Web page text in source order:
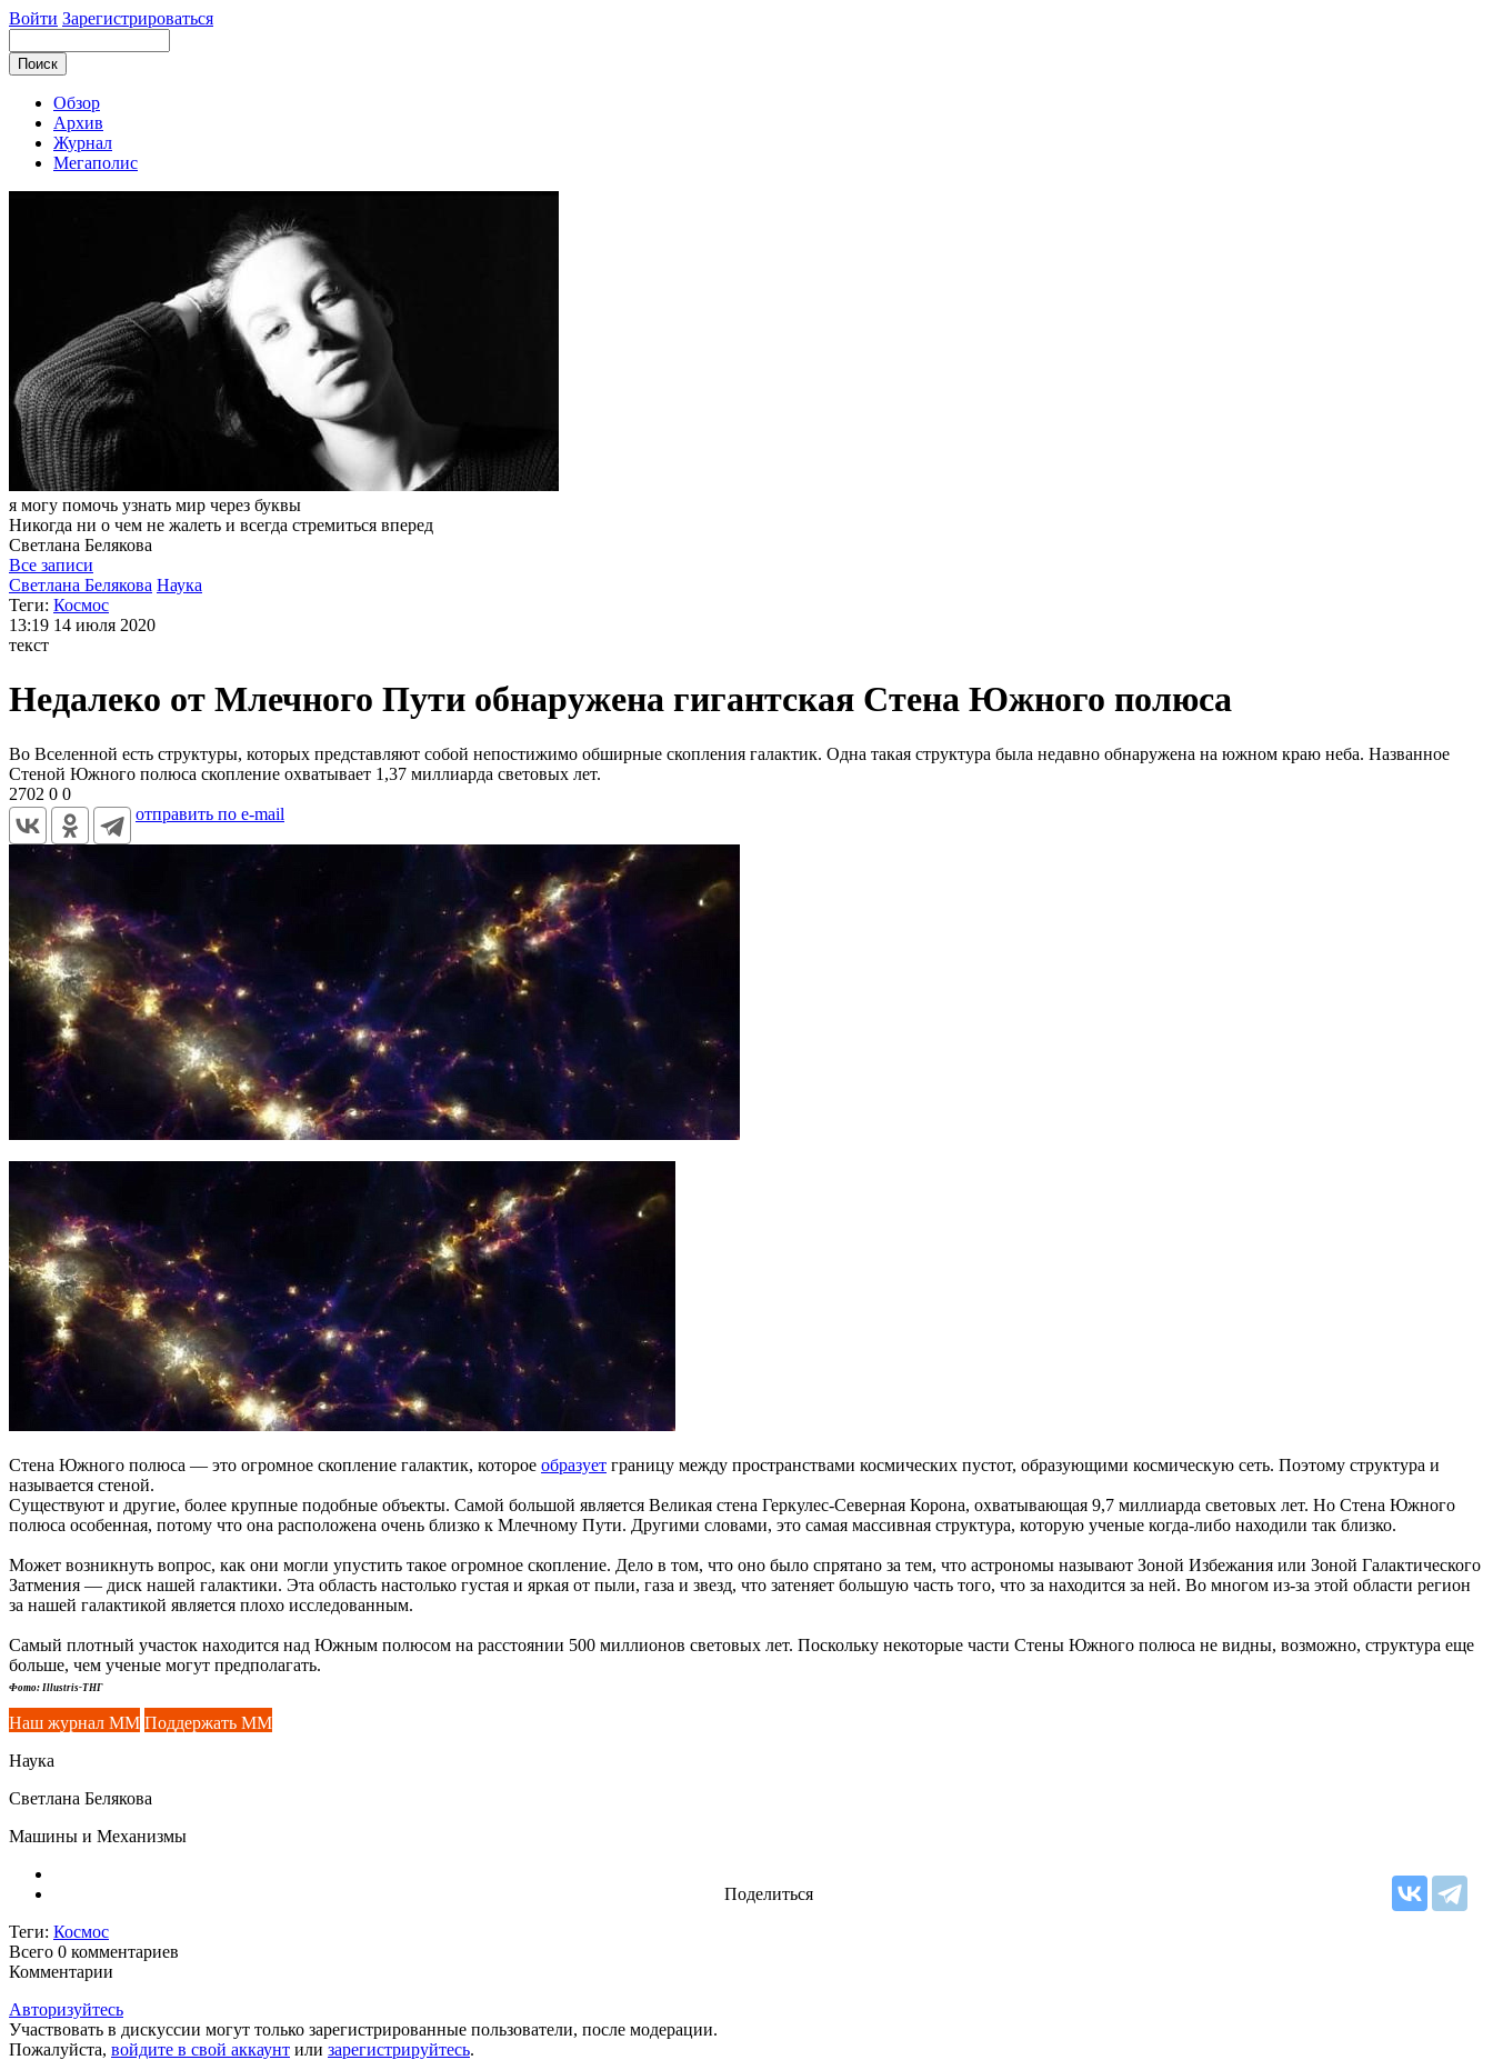
Войти Зарегистрироваться
Обзор
Архив
Журнал
Мегаполис
я могу помочь узнать мир через буквы
Никогда ни о чем не жалеть и всегда стремиться вперед
Светлана Белякова
Все записи
Светлана Белякова Наука
Теги: Космос
13:19 14 июля 2020
текст
Недалеко от Млечного Пути обнаружена гигантская Стена Южного полюса
Во Вселенной есть структуры, которых представляют собой непостижимо обширные скопления галактик. Одна такая структура была недавно обнаружена на южном краю неба. Названное
Стеной Южного полюса скопление охватывает 1,37 миллиарда световых лет.
2702 0 0
отправить по e-mail
Стена Южного полюса — это огромное скопление галактик, которое образует границу между пространствами космических пустот, образующими космическую сеть. Поэтому структура и
называется стеной.
Существуют и другие, более крупные подобные объекты. Самой большой является Великая стена Геркулес-Северная Корона, охватывающая 9,7 миллиарда световых лет. Но Стена Южного
полюса особенная, потому что она расположена очень близко к Млечному Пути. Другими словами, это самая массивная структура, которую ученые когда-либо находили так близко.
Может возникнуть вопрос, как они могли упустить такое огромное скопление. Дело в том, что оно было спрятано за тем, что астрономы называют Зоной Избежания или Зоной Галактического
Затмения — диск нашей галактики. Эта область настолько густая и яркая от пыли, газа и звезд, что затеняет большую часть того, что за находится за ней. Во многом из-за этой области регион
за нашей галактикой является плохо исследованным.
Самый плотный участок находится над Южным полюсом на расстоянии 500 миллионов световых лет. Поскольку некоторые части Стены Южного полюса не видны, возможно, структура еще
больше, чем ученые могут предполагать.
Фото: Illustris-ТНГ
Наш журнал ММ Поддержать ММ
Наука
Светлана Белякова
Машины и Механизмы
Поделиться
Теги: Космос
Всего 0 комментариев
Комментарии
Авторизуйтесь
Участвовать в дискуссии могут только зарегистрированные пользователи, после модерации.
Пожалуйста, войдите в свой аккаунт или зарегистрируйтесь.